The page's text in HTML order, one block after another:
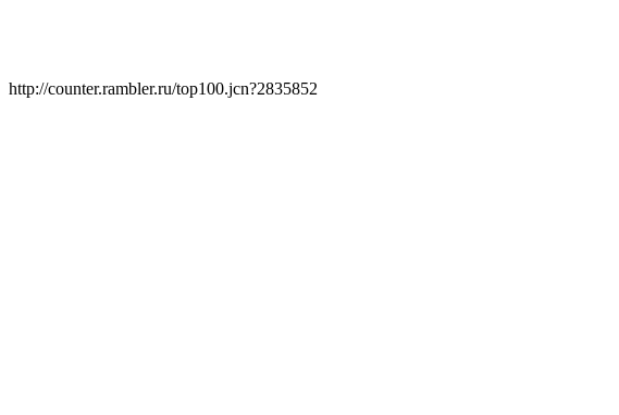
http://counter.rambler.ru/top100.jcn?2835852